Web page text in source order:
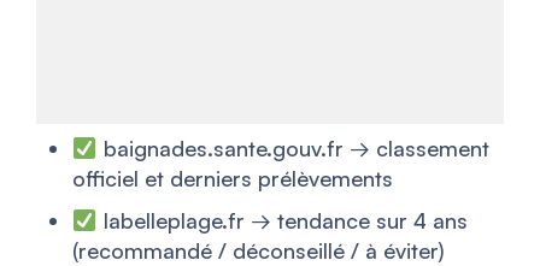
baignades.sante.gouv.fr → classement
officiel et derniers prélèvements
labelleplage.fr → tendance sur 4 ans
(recommandé / déconseillé / à éviter)